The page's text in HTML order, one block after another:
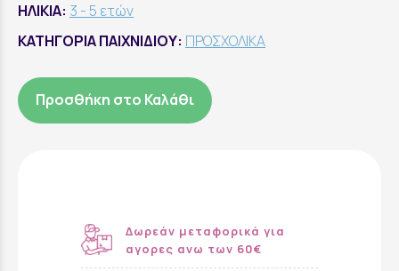
ΗΛΙΚΙΑ: 3 - 5 ετών
ΚΑΤΗΓΟΡΙΑ ΠΑΙΧΝΙΔΙΟΥ: ΠΡΟΣΧΟΛΙΚΑ
Προσθήκη στο Καλάθι
Δωρεάν μεταφορικά για
αγορες ανω των 60€